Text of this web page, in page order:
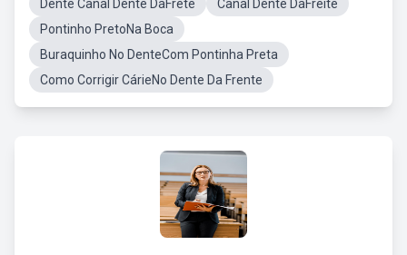
Dente Canal Dente DaFrete
Canal Dente DaFreite
Pontinho PretoNa Boca
Buraquinho No DenteCom Pontinha Preta
Como Corrigir CárieNo Dente Da Frente